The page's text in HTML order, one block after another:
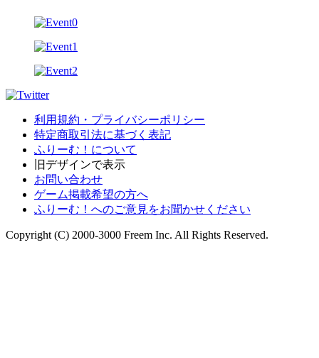
利用規約・プライバシーポリシー
特定商取引法に基づく表記
ふりーむ！について
旧デザインで表示
お問い合わせ
ゲーム掲載希望の方へ
ふりーむ！へのご意見をお聞かせください
Copyright (C) 2000-3000 Freem Inc. All Rights Reserved.